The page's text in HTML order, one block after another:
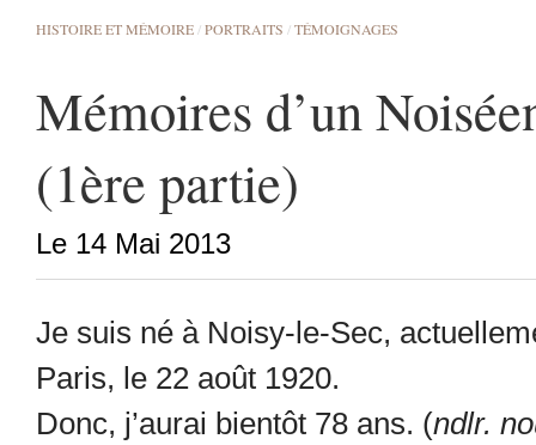
HISTOIRE ET MÉMOIRE /PORTRAITS /TÉMOIGNAGES
Mémoires d’un
(1ère partie)
Le 14 Mai 2013
Je suis né à Noisy-le-Sec,
Paris, le 22 août 1920.
Donc, j’aurai bientôt 78 ans. (ndlr.